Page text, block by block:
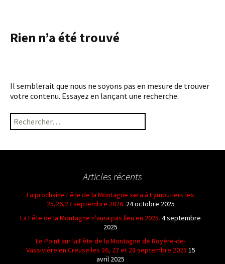
Rien n’a été trouvé
Il semblerait que nous ne soyons pas en mesure de trouver
votre contenu. Essayez en lançant une recherche.
Rechercher :
Articles récents
La prochaine Fête de la Montagne sera à Eymoutiers les
25,26,27 septembre 2026. 24 octobre 2025
La Fête de la Montagne n’aura pas lieu en 2025. 4 septembre
2025
Le Point sur la Fête de la Montagne de Royère-de-
Vassivière en Creuse les 26, 27 et 28 septembre 2025 15
avril 2025